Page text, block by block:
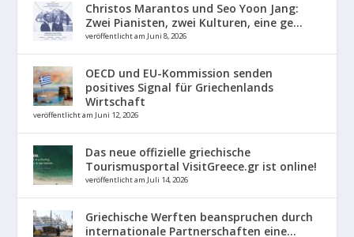
Christos Marantos und Seo Yoon Jang:
Zwei Pianisten, zwei Kulturen, eine ge...
veröffentlicht am Juni 8, 2026
OECD und EU-Kommission senden
positives Signal für Griechenlands
Wirtschaft
veröffentlicht am Juni 12, 2026
Das neue offizielle griechische
Tourismusportal VisitGreece.gr ist online!
veröffentlicht am Juli 14, 2026
Griechische Werften beanspruchen durch
internationale Partnerschaften eine...